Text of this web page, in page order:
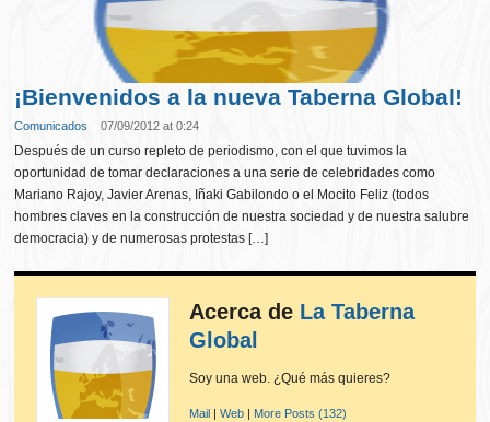
¡Bienvenidos a la nueva Taberna Global!
Comunicados 07/09/2012 at 0:24
Después de un curso repleto de periodismo, con el que tuvimos la
oportunidad de tomar declaraciones a una serie de celebridades como
Mariano Rajoy, Javier Arenas, Iñaki Gabilondo o el Mocito Feliz (todos
hombres claves en la construcción de nuestra sociedad y de nuestra salubre
democracia) y de numerosas protestas […]
Acerca de La Taberna
Global
Soy una web. ¿Qué más quieres?
Mail |Web | More Posts (132)